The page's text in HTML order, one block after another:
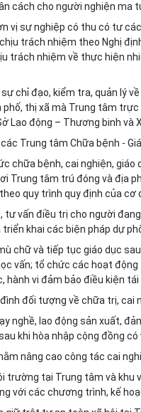
cách cho người nghiện ma
vị sự nghiệp có thu có tư
trách nhiệm theo Nghị
trách nhiệm về thực hiện
chỉ đạo, kiểm tra, quản lý
phố, thị xã mà Trung tâm
Lao động – Thương binh và
Trung tâm Chữa bệnh -
chữa bệnh, cai nghiện,
Trung tâm trú đóng và địa
quy trình quy định của cơ
tư vấn điều trị cho người
khai các biện pháp dự
chữ và tiếp tục giáo dục
vấn; tổ chức các hoạt
vi đảm bảo điều kiện tái
đối tượng về chữa trị, cai
nghề, lao động sản xuất,
khi hòa nhập cộng đồng có
nâng cao công tác cai
trường tại Trung tâm và
với các chương trình, kế